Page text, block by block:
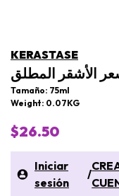
KERASTASE
الأشقر المطلق
Tamaño: 75ml
Weight: 0.07KG
$26.50
Iniciar
sesión
/